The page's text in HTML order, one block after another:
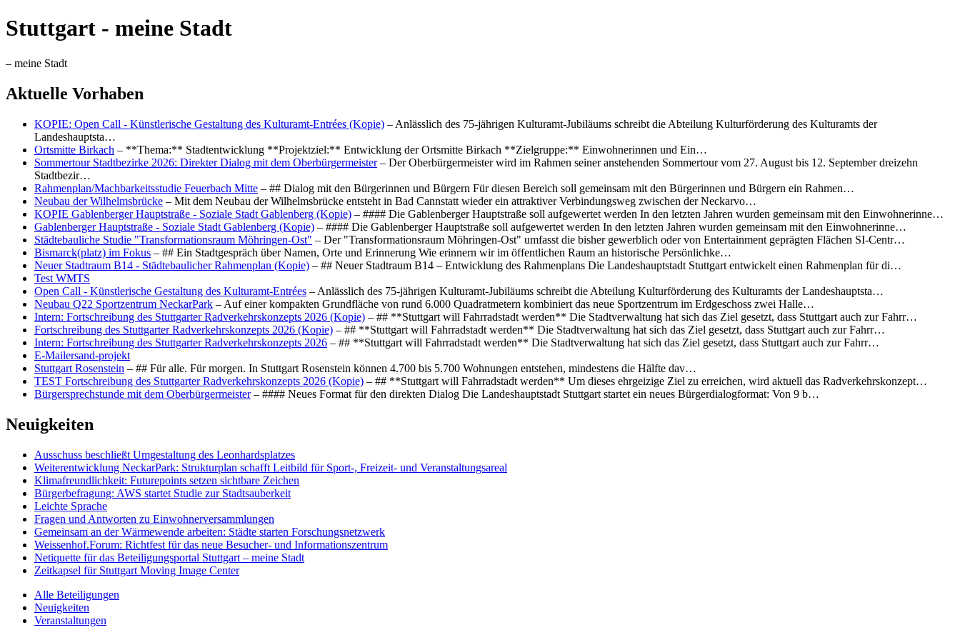
Stuttgart - meine Stadt
– meine Stadt
Aktuelle Vorhaben
KOPIE: Open Call - Künstlerische Gestaltung des Kulturamt-Entrées (Kopie) – Anlässlich des 75-jährigen Kulturamt-Jubiläums schreibt die Abteilung Kulturförderung des Kulturamts der
Landeshauptsta…
Ortsmitte Birkach – **Thema:** Stadtentwicklung **Projektziel:** Entwicklung der Ortsmitte Birkach **Zielgruppe:** Einwohnerinnen und Ein…
Sommertour Stadtbezirke 2026: Direkter Dialog mit dem Oberbürgermeister– Der Oberbürgermeister wird im Rahmen seiner anstehenden Sommertour vom 27. August bis 12. September dreizehn
Stadtbezir…
Rahmenplan/Machbarkeitsstudie Feuerbach Mitte – ## Dialog mit den Bürgerinnen und Bürgern Für diesen Bereich soll gemeinsam mit den Bürgerinnen und Bürgern ein Rahmen…
Neubau der Wilhelmsbrücke – Mit dem Neubau der Wilhelmsbrücke entsteht in Bad Cannstatt wieder ein attraktiver Verbindungsweg zwischen der Neckarvo…
KOPIE Gablenberger Hauptstraße - Soziale Stadt Gablenberg (Kopie) – #### Die Gablenberger Hauptstraße soll aufgewertet werden In den letzten Jahren wurden gemeinsam mit den Einwohnerinne…
Gablenberger Hauptstraße - Soziale Stadt Gablenberg (Kopie) – #### Die Gablenberger Hauptstraße soll aufgewertet werden In den letzten Jahren wurden gemeinsam mit den Einwohnerinne…
Städtebauliche Studie "Transformationsraum Möhringen-Ost" – Der "Transformationsraum Möhringen-Ost" umfasst die bisher gewerblich oder von Entertainment geprägten Flächen SI-Centr…
Bismarck(platz) im Fokus – ## Ein Stadtgespräch über Namen, Orte und Erinnerung Wie erinnern wir im öffentlichen Raum an historische Persönlichke…
Neuer Stadtraum B14 - Städtebaulicher Rahmenplan (Kopie) – ## Neuer Stadtraum B14 – Entwicklung des Rahmenplans Die Landeshauptstadt Stuttgart entwickelt einen Rahmenplan für di…
Test WMTS
Open Call - Künstlerische Gestaltung des Kulturamt-Entrées – Anlässlich des 75-jährigen Kulturamt-Jubiläums schreibt die Abteilung Kulturförderung des Kulturamts der Landeshauptsta…
Neubau Q22 Sportzentrum NeckarPark – Auf einer kompakten Grundfläche von rund 6.000 Quadratmetern kombiniert das neue Sportzentrum im Erdgeschoss zwei Halle…
Intern: Fortschreibung des Stuttgarter Radverkehrskonzepts 2026 (Kopie) – ## **Stuttgart will Fahrradstadt werden** Die Stadtverwaltung hat sich das Ziel gesetzt, dass Stuttgart auch zur Fahrr…
Fortschreibung des Stuttgarter Radverkehrskonzepts 2026 (Kopie) – ## **Stuttgart will Fahrradstadt werden** Die Stadtverwaltung hat sich das Ziel gesetzt, dass Stuttgart auch zur Fahrr…
Intern: Fortschreibung des Stuttgarter Radverkehrskonzepts 2026 – ## **Stuttgart will Fahrradstadt werden** Die Stadtverwaltung hat sich das Ziel gesetzt, dass Stuttgart auch zur Fahrr…
E-Mailersand-projekt
Stuttgart Rosenstein – ## Für alle. Für morgen. In Stuttgart Rosenstein können 4.700 bis 5.700 Wohnungen entstehen, mindestens die Hälfte dav…
TEST Fortschreibung des Stuttgarter Radverkehrskonzepts 2026 (Kopie) – ## **Stuttgart will Fahrradstadt werden** Um dieses ehrgeizige Ziel zu erreichen, wird aktuell das Radverkehrskonzept…
Bürgersprechstunde mit dem Oberbürgermeister– #### Neues Format für den direkten Dialog Die Landeshauptstadt Stuttgart startet ein neues Bürgerdialogformat: Von 9 b…
Neuigkeiten
Ausschuss beschließt Umgestaltung des Leonhards­platzes
Weiterentwicklung NeckarPark: Strukturplan schafft Leitbild für Sport-, Freizeit- und Veranstaltungsareal
Klimafreundlichkeit: Futurepoints setzen sichtbare Zeichen
Bürgerbefragung: AWS startet Studie zur Stadtsauberkeit
Leichte Sprache
Fragen und Antworten zu Einwohnerversammlungen
Gemeinsam an der Wärmewende arbeiten: Städte starten Forschungsnetzwerk
Weissenhof.Forum: Richtfest für das neue Besucher- und Informationszentrum
Netiquette für das Beteiligungsportal Stuttgart – meine Stadt
Zeitkapsel für Stuttgart Moving Image Center
Alle Beteiligungen
Neuigkeiten
Veranstaltungen